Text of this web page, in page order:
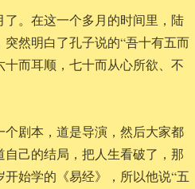
。在这一个多月的时间里，陆
然明白了孔子说的“吾十有五而
而耳顺，七十而从心所欲、不
剧本，道是导演，然后大家都
己的结局，把人生看破了，那
始学的《易经》，所以他说“五